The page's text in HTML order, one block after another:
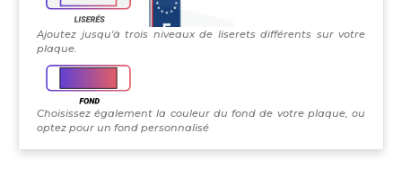
Ajoutez jusqu'à trois niveaux de liserets différents sur votre
plaque.
Choisissez également la couleur du fond de votre plaque, ou
optez pour un fond personnalisé